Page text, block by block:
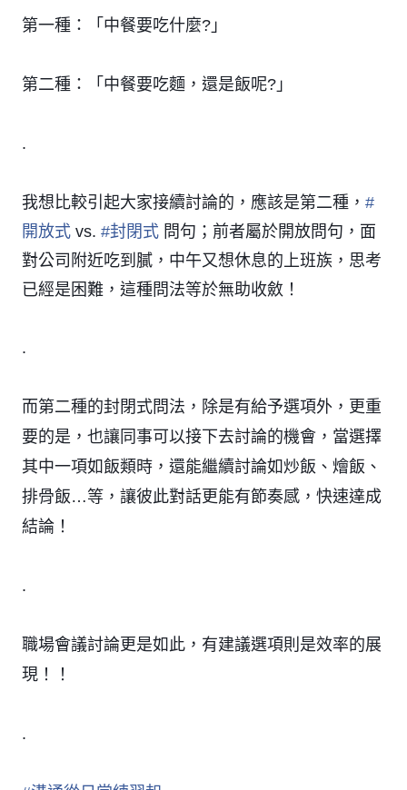
第一種：「中餐要吃什麼?」
第二種：「中餐要吃麵，還是飯呢?」
.
我想比較引起大家接續討論的，應該是第二種， #
開放式 vs. #封閉式 問句；前者屬於開放問句，面
對公司附近吃到膩，中午又想休息的上班族，思考
已經是困難，這種問法等於無助收斂！
.
而第二種的封閉式問法，除是有給予選項外，更重
要的是，也讓同事可以接下去討論的機會，當選擇
其中一項如飯類時，還能繼續討論如炒飯、燴飯、
排骨飯…等，讓彼此對話更能有節奏感，快速達成
結論！
.
職場會議討論更是如此，有建議選項則是效率的展
現！！
.